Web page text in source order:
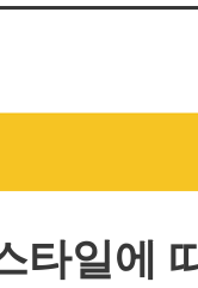
타일에